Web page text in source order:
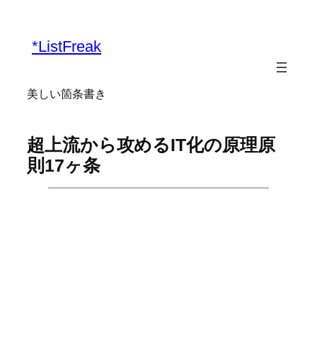
*ListFreak
美しい箇条書き
超上流から攻めるIT化の原理原
則17ヶ条